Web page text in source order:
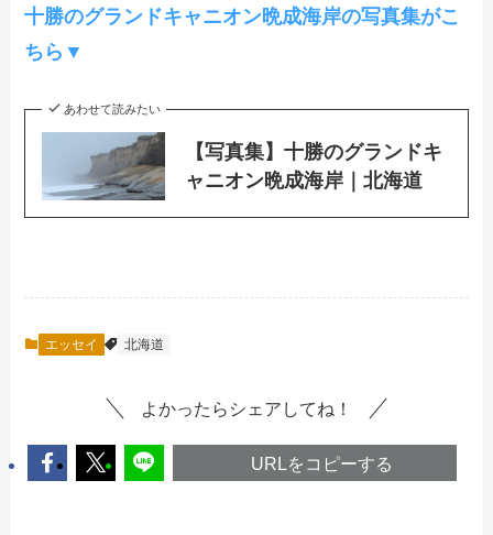
十勝のグランドキャニオン晩成海岸の写真集がこ
ちら▼
あわせて読みたい
【写真集】十勝のグランドキ
ャニオン晩成海岸｜北海道
エッセイ 北海道
よかったらシェアしてね！
URLをコピーする